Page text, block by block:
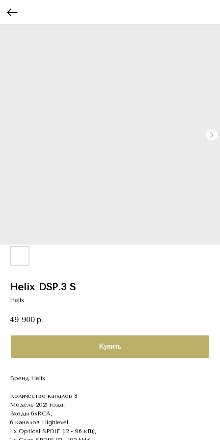
Helix DSP.3 S
Helix
49 900 р.
Купить
Бренд Helix
Количество каналов 8
Модель 2021 года.
Входы 6хRCA,
6 каналов Highlevel,
1 x Optical SPDIF (12 - 96 кГц),